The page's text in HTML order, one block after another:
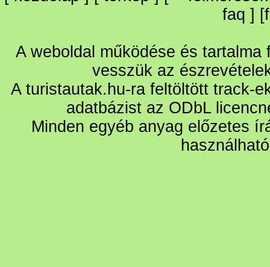
faq ] [
A weboldal működése és
vesszük az
A turistautak.hu-ra feltöltött track-
adatbázist az ODbL
Minden egyéb anyag előzetes